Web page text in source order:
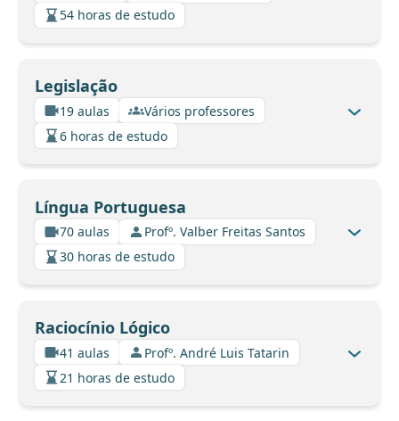
54 horas de estudo
Legislação
19 aulas
Vários professores
6 horas de estudo
Língua Portuguesa
70 aulas
Profº. Valber Freitas Santos
30 horas de estudo
Raciocínio Lógico
41 aulas
Profº. André Luis Tatarin
21 horas de estudo